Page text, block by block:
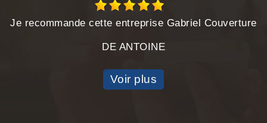
Je recommande cette entreprise Gabriel Couverture
DE ANTOINE
Voir plus